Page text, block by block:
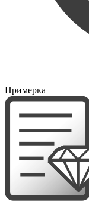
Примерка